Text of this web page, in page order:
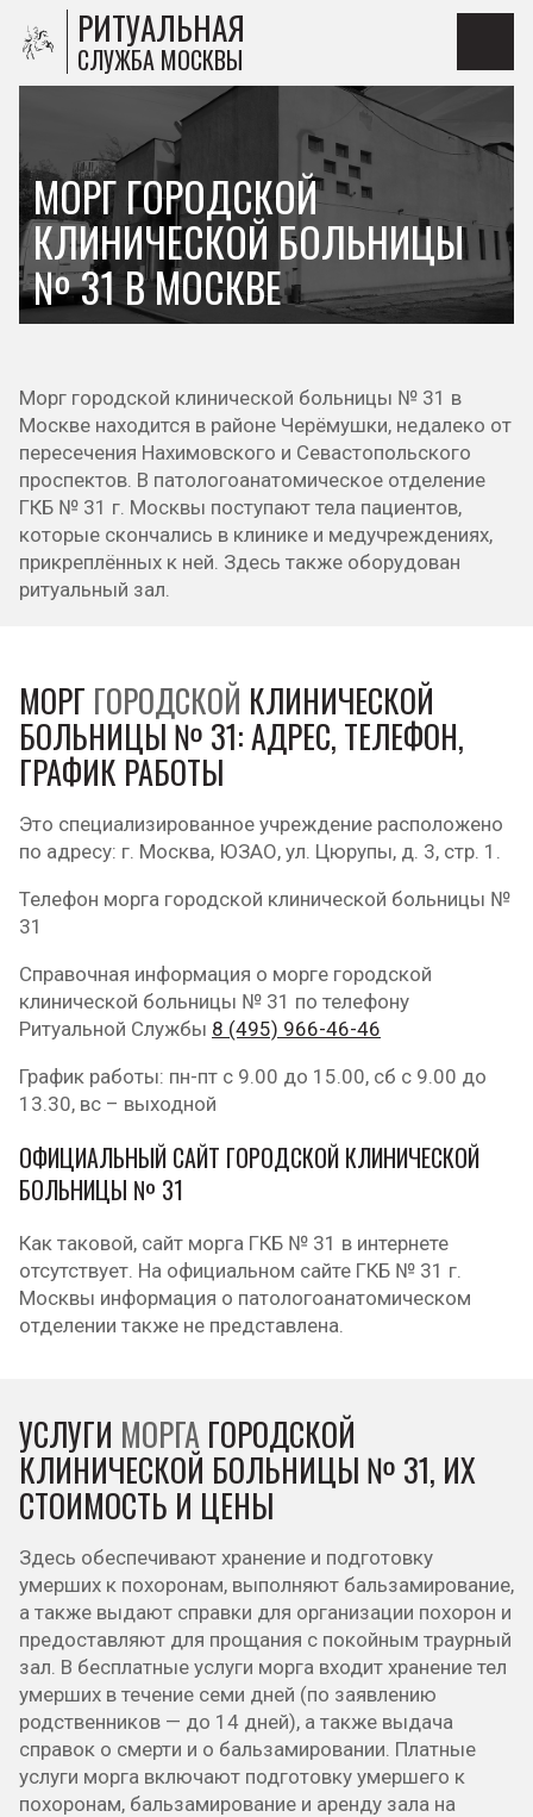
РИТУАЛЬНАЯ
СЛУЖБА МОСКВЫ
МОРГ ГОРОДСКОЙ
КЛИНИЧЕСКОЙ БОЛЬНИЦЫ
№ 31 В МОСКВЕ
Морг городской клинической больницы № 31 в
Москве находится в районе Черёмушки, недалеко от
пересечения Нахимовского и Севастопольского
проспектов. В патологоанатомическое отделение
ГКБ № 31 г. Москвы поступают тела пациентов,
которые скончались в клинике и медучреждениях,
прикреплённых к ней. Здесь также оборудован
ритуальный зал.
МОРГ ГОРОДСКОЙ КЛИНИЧЕСКОЙ
БОЛЬНИЦЫ № 31: АДРЕС, ТЕЛЕФОН,
ГРАФИК РАБОТЫ
Это специализированное учреждение расположено
по адресу: г. Москва, ЮЗАО, ул. Цюрупы, д. 3, стр. 1.
Телефон морга городской клинической больницы №
31
Справочная информация о морге городской
клинической больницы № 31 по телефону
Ритуальной Службы 8 (495) 966-46-46
График работы: пн-пт с 9.00 до 15.00, сб с 9.00 до
13.30, вс – выходной
ОФИЦИАЛЬНЫЙ САЙТ ГОРОДСКОЙ КЛИНИЧЕСКОЙ
БОЛЬНИЦЫ № 31
Как таковой, сайт морга ГКБ № 31 в интернете
отсутствует. На официальном сайте ГКБ № 31 г.
Москвы информация о патологоанатомическом
отделении также не представлена.
УСЛУГИ МОРГА ГОРОДСКОЙ
КЛИНИЧЕСКОЙ БОЛЬНИЦЫ № 31, ИХ
СТОИМОСТЬ И ЦЕНЫ
Здесь обеспечивают хранение и подготовку
умерших к похоронам, выполняют бальзамирование,
а также выдают справки для организации похорон и
предоставляют для прощания с покойным траурный
зал. В бесплатные услуги морга входит хранение тел
умерших в течение семи дней (по заявлению
родственников — до 14 дней), а также выдача
справок о смерти и о бальзамировании. Платные
услуги морга включают подготовку умершего к
похоронам, бальзамирование и аренду зала на